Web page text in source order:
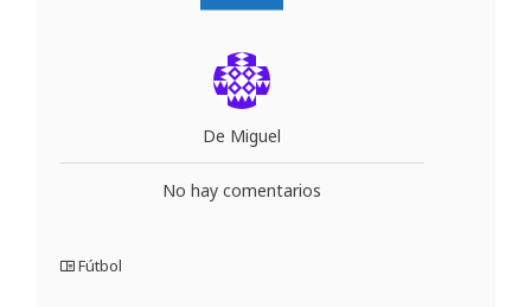
De Miguel
No hay comentarios
Fútbol